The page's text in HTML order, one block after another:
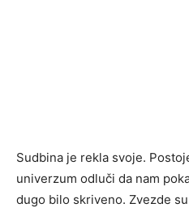
Sudbina je rekla svoje.
univerzum odluči da nam
dugo bilo skriveno. Zvezde